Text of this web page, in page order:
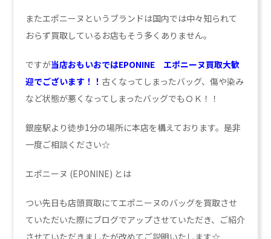
またエポニーヌというブランドは国内では中々知られて
おらず買取しているお店もそう多くありません。
ですが当店おもいおではEPONINE エポニーヌ買取大歓
迎でございます！！ 古くなってしまったバッグ、傷や染み
など状態が悪くなってしまったバッグでもＯＫ！！
銀座駅より徒歩1分の場所に本店を構えております。是非
一度ご相談ください☆
エポニーヌ (EPONINE) とは
つい先日も店頭買取にてエポニーヌのバッグを買取させ
ていただいた際にブログでアップさせていただき、ご紹介
させていただきましたが改めてご説明いたします☆